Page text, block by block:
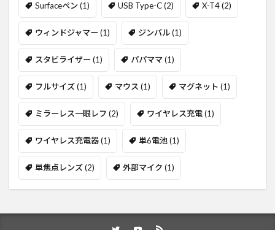
Surfaceペン(1) USB Type-C(2) X-T4(2)
ウィンドジャマー (1) ジンバル(1)
スタビライザー (1) パパママ(1)
フルサイズ(1) マウス (1) マグネット (1)
ミラーレス一眼レフ (2) ワイヤレス充電(1)
ワイヤレス充電器(1) 単6電池(1)
単焦点レンズ(2) 外部マイク (1)